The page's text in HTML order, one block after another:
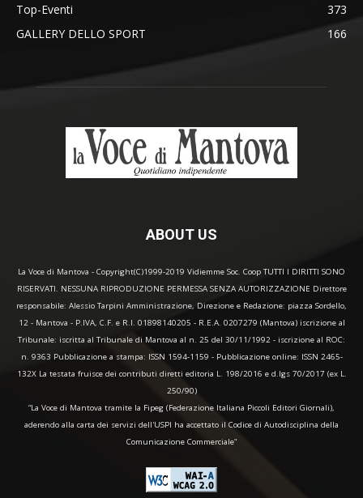
Top-Eventi
373
GALLERY DELLO SPORT
166
ABOUT US
La Voce di Mantova - Copyright(C)1999-2019 Vidiemme Soc. Coop TUTTI I DIRITTI SONO
RISERVATI. NESSUNA RIPRODUZIONE PERMESSA SENZA AUTORIZZAZIONE Direttore
responsabile: Alessio Tarpini Amministrazione, Direzione e Redazione: piazza Sordello,
12 - Mantova - P.IVA, C.F. e R.I. 01898140205 - R.E.A. 0207279 (Mantova) iscrizione al
Tribunale: iscritta al Tribunale di Mantova al n. 25 del 30/11/1992 - iscrizione al ROC:
n. 9363 Pubblicazione a stampa: ISSN 1594-1159 - Pubblicazione online: ISSN 2465-
132X La testata fruisce dei contributi diretti editoria L. 198/2016 e d.lgs 70/2017 (ex L.
250/90)
“La Voce di Mantova tramite la Fipeg (Federazione Italiana Piccoli Editori Giornali),
aderendo alla carta dei servizi dell'USPI ha accettato il Codice di Autodisciplina della
Comunicazione Commerciale"